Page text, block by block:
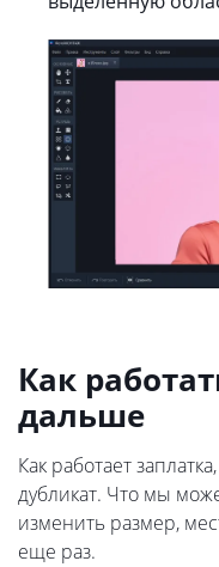
Как
дальше
Как работает
дубликат. Что мы
изменить размер,
еще раз.